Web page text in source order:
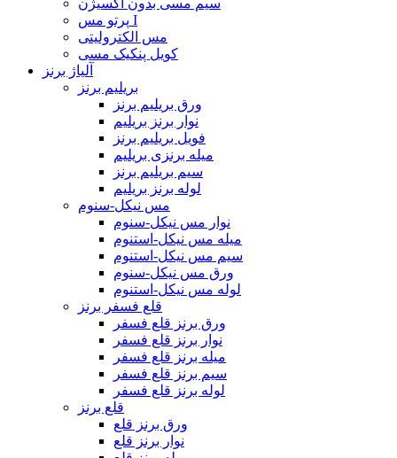
پرتو مس I
مس الکترولیتی
کویل پنکیک مسی
آلیاژ برنز
بریلیم برنز
ورق بریلیم برنز
نوار برنز بریلیم
فویل بریلیم برنز
میله برنزی بریلیم
سیم بریلیم برنز
لوله برنز بریلیم
مس نیکل-سنوم
نوار مس نیکل-سنوم
میله مس نیکل-استنوم
سیم مس نیکل-استنوم
ورق مس نیکل-سنوم
لوله مس نیکل-استنوم
قلع فسفر برنز
ورق برنز قلع فسفر
نوار برنز قلع فسفر
میله برنز قلع فسفر
سیم برنز قلع فسفر
لوله برنز قلع فسفر
قلع برنز
ورق برنز قلع
نوار برنز قلع